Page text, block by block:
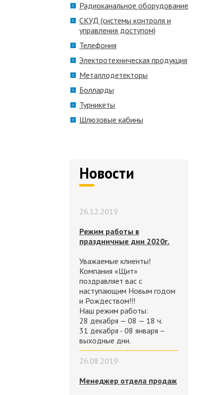
Радиоканальное оборудование
СКУД (системы контроля и
управления доступом)
Телефония
Электротехническая продукция
Металлодетекторы
Болларды
Турникеты
Шлюзовые кабины
Новости
26.12.2019
Режим работы в
праздничные дни 2020г.
Уважаемые клиенты!
Компания «Щит»
поздравляет вас с
наступающим Новым годом
и Рождеством!!!
Наш режим работы:
28 декабря — 08 — 18 ч.
31 декабря - 08 января –
выходные дни.
26.08.2019
Менеджер отдела продаж